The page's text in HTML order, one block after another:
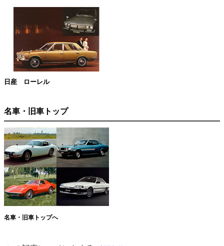
日産 ローレル
名車・旧車トップ
名車・旧車トップへ